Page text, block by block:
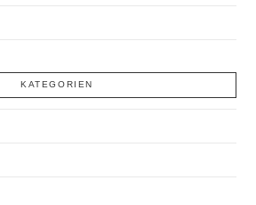
KATEGORIEN